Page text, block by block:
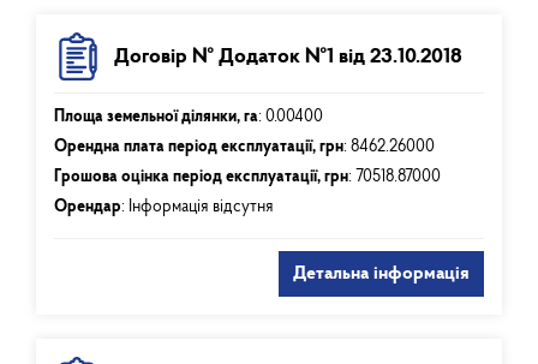
Договір № Додаток №1 від 23.10.2018
Площа земельної ділянки, га: 0.00400
Орендна плата період експлуатації, грн: 8462.26000
Грошова оцінка період експлуатації, грн: 70518.87000
Орендар: Інформація відсутня
Детальна інформація